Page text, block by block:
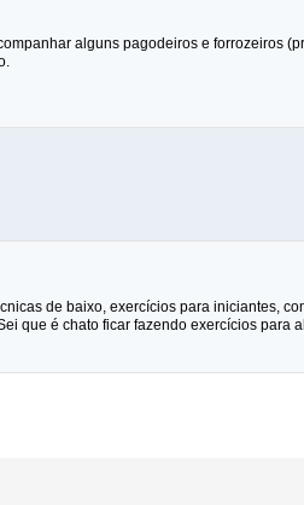
alguns pagodeiros e forrozeiros
de baixo, exercícios para iniciantes,
que é chato ficar fazendo exercícios para